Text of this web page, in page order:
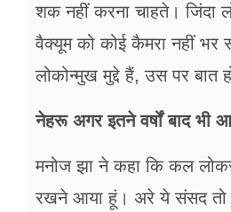
शक नहीं करना चाहते। जिंदा
वैक्यूम को कोई कैमरा नहीं
लोकोन्मुख मुद्दे हैं, उस पर बात
नेहरू अगर इतने वर्षों बाद
मनोज झा ने कहा कि कल
रखने आया हूं। अरे ये संसद तो